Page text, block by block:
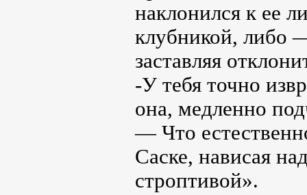
наклонился к ее
клубникой, либо
заставляя
-У тебя точно
она, медленно
— Что
Саске, нависая
строптивой».